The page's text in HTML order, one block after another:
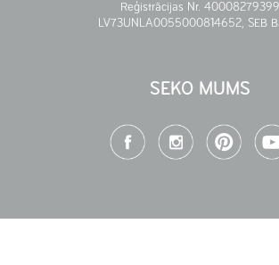
Reģistrācijas Nr. 40008279399
LV73UNLA0055000814652, SEB
SEKO MUMS